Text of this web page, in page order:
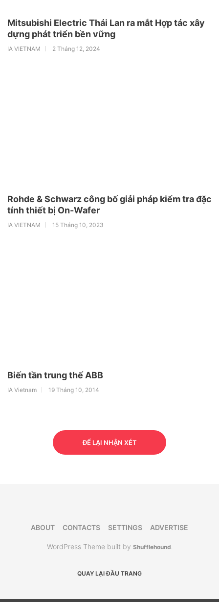
Mitsubishi Electric Thái Lan ra mắt Hợp tác xây
dựng phát triển bền vững
IA VIETNAM 2 Tháng 12, 2024
Rohde & Schwarz công bố giải pháp kiểm tra đặc
tính thiết bị On-Wafer
IA VIETNAM 15 Tháng 10, 2023
Biến tần trung thế ABB
IA Vietnam 19 Tháng 10, 2014
ĐỂ LẠI NHẬN XÉT
ABOUT CONTACTS SETTINGS ADVERTISE
WordPress Theme built by Shufflehound.
QUAY LẠI ĐẦU TRANG